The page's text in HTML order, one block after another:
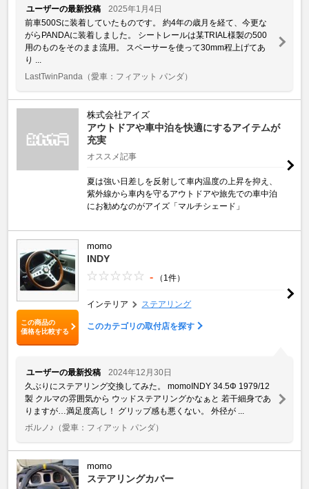
ユーザーの最新投稿
2025年1月4日
前車500Sに装着していたものです。 約4年の歳月を経て、今更な
がらPANDAに装着しました。 シートレールは某TRIAL様製の500
用のものをそのまま流用。 スペーサーを使って30mm程上げてあ
り ...
LastTwinPanda （愛車：フィアット パンダ）
株式会社アイズ
アウトドアや車中泊を快適にするアイテムが
充実
オススメ記事
夏は強い日差しを反射して車内温度の上昇を抑え、
紫外線から車内を守るアウトドアや旅先での車中泊
にお勧めなのがアイズ「マルチシェード」
この商品の
価格を比較する
momo
INDY
- （1件）
インテリア ステアリング
このカテゴリの取付店を探す
ユーザーの最新投稿
2024年12月30日
久ぶりにステアリング交換してみた。 momoINDY 34.5Φ 1979/12
製 クルマの雰囲気から ウッドステアリングかなぁと 若干細身であ
りますが…満足度高し！ グリップ感も悪くない。 外径が ...
ボルノ♪ （愛車：フィアット パンダ）
momo
ステアリングカバー